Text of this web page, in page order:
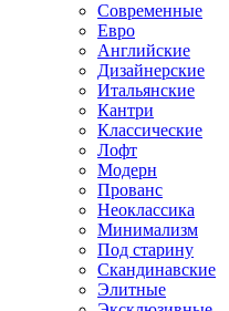
Современные
Евро
Английские
Дизайнерские
Итальянские
Кантри
Классические
Лофт
Модерн
Прованс
Неоклассика
Минимализм
Под старину
Скандинавские
Элитные